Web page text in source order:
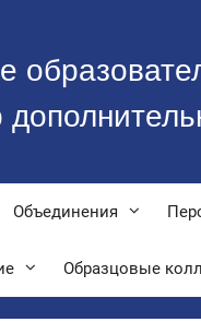
Объединения
Образцовые